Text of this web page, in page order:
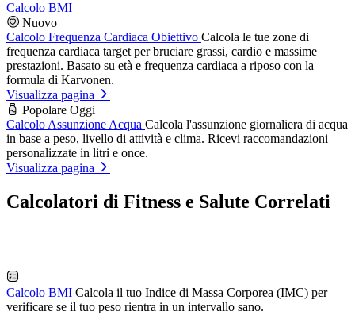
Calcolo BMI
Nuovo
Calcolo Frequenza Cardiaca Obiettivo Calcola le tue zone di
frequenza cardiaca target per bruciare grassi, cardio e massime
prestazioni. Basato su età e frequenza cardiaca a riposo con la
formula di Karvonen.
Visualizza pagina
Popolare Oggi
Calcolo Assunzione Acqua Calcola l'assunzione giornaliera di acqua
in base a peso, livello di attività e clima. Ricevi raccomandazioni
personalizzate in litri e once.
Visualizza pagina
Calcolatori di Fitness e Salute Correlati
Calcolo BMI Calcola il tuo Indice di Massa Corporea (IMC) per
verificare se il tuo peso rientra in un intervallo sano.